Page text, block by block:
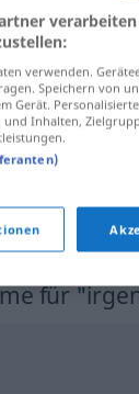
für
für
verwenden.
Speichern von
Gerät.
und Inhalten,